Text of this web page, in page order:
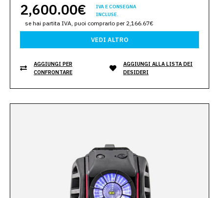
2,600.00€
IVA E CONSEGNA
INCLUSE.
se hai partita IVA, puoi comprarlo per 2,166.67€
VEDI ALTRO
AGGIUNGI PER
CONFRONTARE
AGGIUNGI ALLA LISTA DEI
DESIDERI